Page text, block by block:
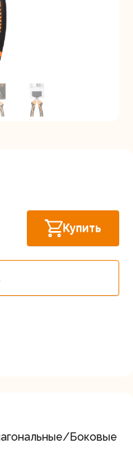
Купить
Боковые